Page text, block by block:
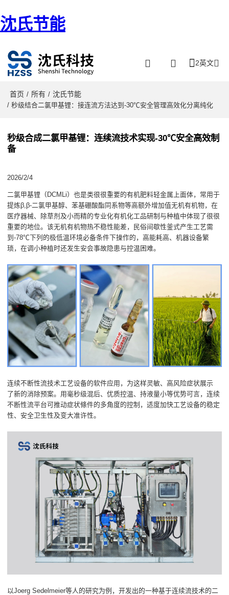
沈氏节能
2英文
首页 / 所有 / 沈氏节能
/ 秒级结合二氯甲基锂：接连流方法达到-30℃安全管理高效化分离纯化
秒级合成二氯甲基锂：连续流技术实现-30℃安全高效制
备
2026/2/4
二氯甲基锂（DCMLi）也是类很很重要的有机肥料轻金属上面体，常用于
提炼β,β-二氯甲基醇、苯基硼酸酯同系物等高额外增加值无机有机物，在
医疗器械、除草剂及小而精的专业化有机化工品研制与种植中体现了很很
重要的地位。该无机有机物热不稳性能差，民俗间歇性釜式产生工艺需
到-78℃下列的极低温环境必备条件下操作的，高能耗高、机器设备繁
琐，在调小种植时还发生安会事故隐患与控温困难。
连续不断性流技术工艺设备的软件应用，为这样灵敏、高风险症状展示
了新的消除预案。用毫秒级混后、优质控温、持液量小等优势可言，连续
不断性流平台可推动症状條件的多角度的控制，适度加快工艺设备的稳定
性、安全卫生性及变大准许性。
以Joerg Sedelmeier等人的研究为例，开发出的一种基于连续流技术的二